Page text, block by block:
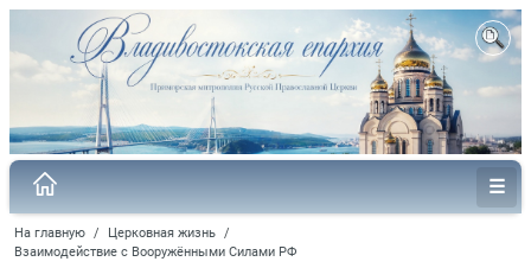
На главную / Церковная жизнь /
Взаимодействие с Вооружёнными Силами РФ